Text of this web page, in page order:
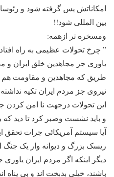
امکاناتش پس گرفته شود و
بین المللی شود!!
ومسخره تر ازهمه:
” چرخ تحولات عظیمى به راه
یاورى جز مجاهدین خلق ایران و
طریق که مجاهدین و مقاومت هم
نیروى جز مردم ایران تکیه
این تحولات درجهت نا امن کردن
و باید نشست وصبر کرد تا دید
آیا سیستم آمریکائی جرات تحقق
ریسک بزرگ و دیوانه وار یک جنگ
دیگر اینکه اگر مردم ایران
باشند، خیلی بدبخت اند و بی پناه